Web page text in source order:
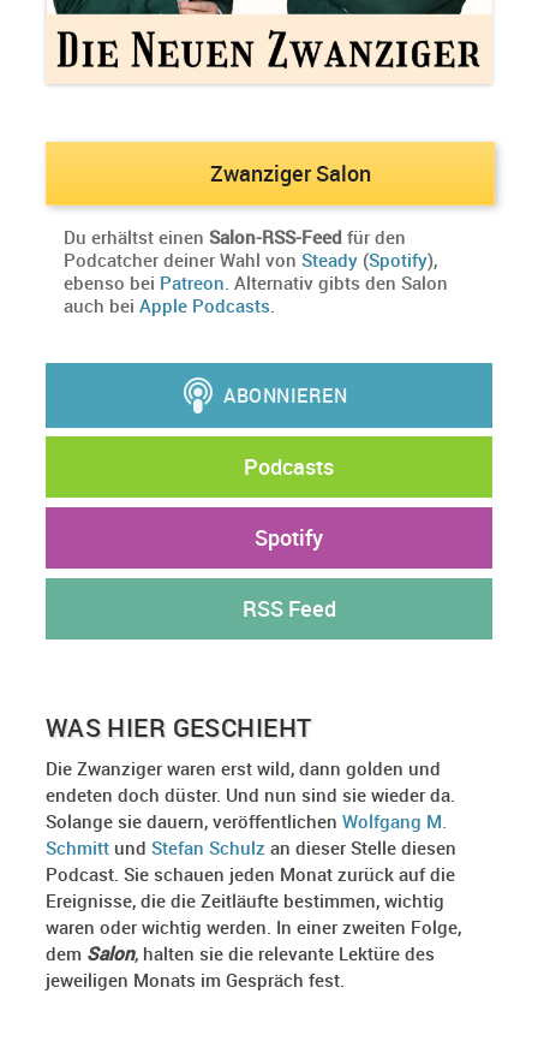
Zwanziger Salon
Du erhältst einen Salon-RSS-Feed für den
Podcatcher deiner Wahl von Steady(Spotify),
ebenso bei Patreon. Alternativ gibts den Salon
auch bei Apple Podcasts.
Podcasts
Spotify
RSS Feed
WAS HIER GESCHIEHT
Die Zwanziger waren erst wild, dann golden und
endeten doch düster. Und nun sind sie wieder da.
Solange sie dauern, veröffentlichen Wolfgang M.
Schmittund Stefan Schulz an dieser Stelle diesen
Podcast. Sie schauen jeden Monat zurück auf die
Ereignisse, die die Zeitläufte bestimmen, wichtig
waren oder wichtig werden. In einer zweiten Folge,
dem Salon, halten sie die relevante Lektüre des
jeweiligen Monats im Gespräch fest.